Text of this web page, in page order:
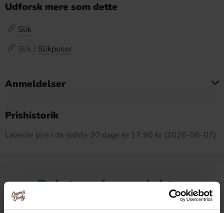
Udforsk mere som dette
Slik
Slik / Slikposer
Anmeldelser
Prishistorik
Laveste pris i de sidste 30 dage er 17.90 kr (2026-08-07)
Relaterede produkter